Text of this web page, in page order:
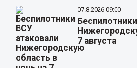
07.8.2026 09:00
7 августа